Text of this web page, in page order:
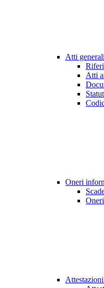
Atti generali
Atti
Oneri